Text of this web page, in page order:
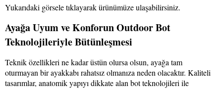
Yukarıdaki görsele tıklayarak ürünümüze ulaşabilirsiniz.
Ayağa Uyum ve Konforun Outdoor Bot
Teknolojileriyle Bütünleşmesi
Teknik özellikleri ne kadar üstün olursa olsun, ayağa tam
oturmayan bir ayakkabı rahatsız olmanıza neden olacaktır. Kaliteli
tasarımlar, anatomik yapıyı dikkate alan bot teknolojileri ile